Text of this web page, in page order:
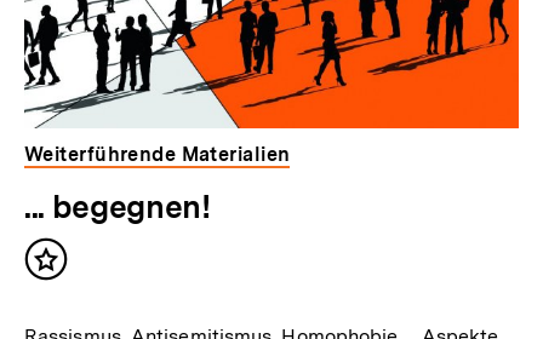
Weiterführende Materialien
... begegnen!
Inhalt